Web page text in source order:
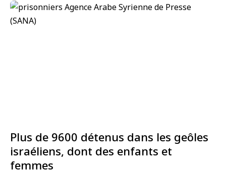
Plus de 9600 détenus dans les geôles
israéliens, dont des enfants et
femmes